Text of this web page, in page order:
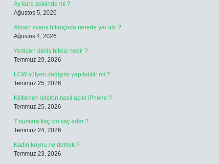
Ay küre şeklinde mi ?
Ağustos 5, 2026
Alınan avans bilançoda nerede yer alır ?
Ağustos 4, 2026
Yeniden diriliş bitkisi nedir ?
Temmuz 29, 2026
LCW sütyen değişimi yapılabilir mi ?
Temmuz 25, 2026
Kilitlenen telefon nasıl açılır iPhone ?
Temmuz 25, 2026
7 numara kaç cm saç eder ?
Temmuz 24, 2026
Kadın koynu ne demek ?
Temmuz 23, 2026